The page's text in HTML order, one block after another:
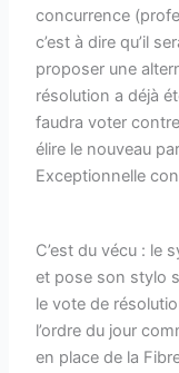
concurrence
c’est à dire qu’il
proposer une
résolution a déjà
faudra voter
élire le nouveau
Exceptionnelle
C’est du vécu : le
et pose son stylo
le vote de
l’ordre du jour
en place de la